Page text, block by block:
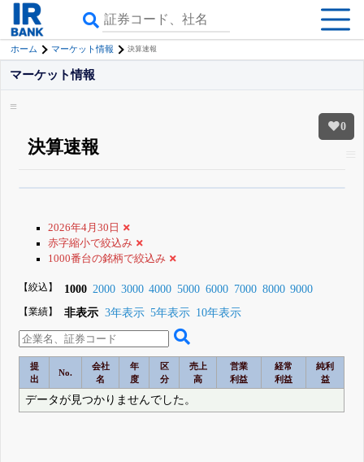
ホーム マーケット情報 決算速報
0
マーケット情報
決算速報
登録すると永久30%OFFと米株版の先行利用も付きます
2026年4月30日
赤字縮小で絞込み
1000番台の銘柄で絞込み
【絞込】 1000 2000 3000 4000 5000 6000 7000 8000 9000
【業績】 非表示 3年表示 5年表示 10年表示
提
出
No.
会社
名
年
度
区
分
売上
高
営業
利益
経常
利益
純利
益
データが見つかりませんでした。